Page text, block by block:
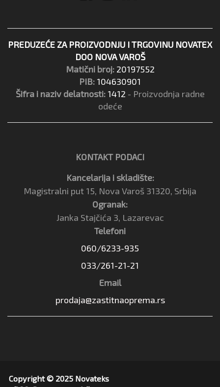
PREDUZEĆE ZA PROIZVODNJU I TRGOVINU NOVATEX
DOO NOVA VAROŠ
Matični broj: 20197552
PIB: 104630901
Šifra i naziv delatnosti: 1412 - Proizvodnja radne
odeće
KONTAKT PODACI
Kancelarija i skladište:
Magistralni put 15, Nova Varoš 31320, Srbija
Ogranak:
Janka Stajčića 3, Lazarevac
Telefoni
060/6233-935
033/261-21-21
Email
prodaja@zastitnaoprema.rs
Copyright © 2025 Novateks